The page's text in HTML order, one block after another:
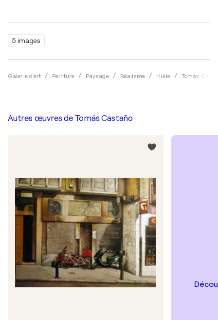
5 images
Galerie d'art Peinture Paysage Réalisme Huile Tomás
Autres œuvres de Tomás Castaño